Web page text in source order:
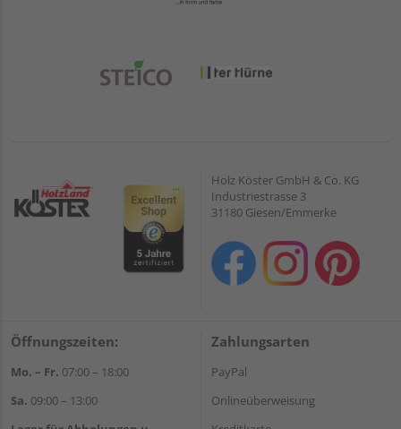
Holz Köster GmbH & Co. KG
Industriestrasse 3
31180 Giesen/Emmerke
Öffnungszeiten:
Mo. – Fr. 07:00 – 18:00
Sa. 09:00 – 13:00
Zahlungsarten
PayPal
Onlineüberweisung